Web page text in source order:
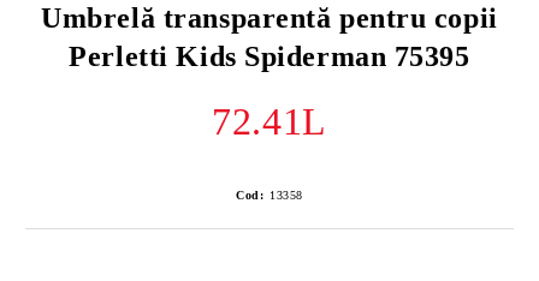
Umbrelă transparentă pentru copii
Perletti Kids Spiderman 75395
72.41L
Cod: 13358